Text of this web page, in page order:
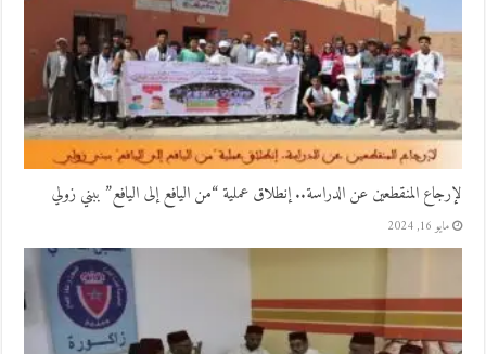
لإرجاع المنقطعين عن الدراسة.. إنطلاق عملية “من اليافع إلى اليافع” ببني زولي
مايو 16, 2024